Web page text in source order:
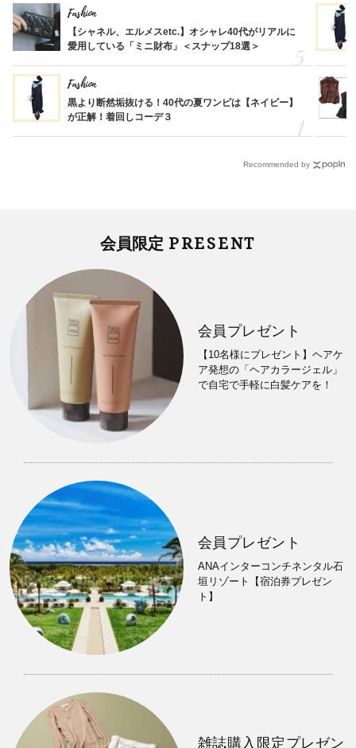
Fashion
【シャネル、エルメスetc.】オシャレ40代がリアルに
愛用している「ミニ財布」＜スナップ18選＞
Fashion
黒より断然垢抜ける！40代の夏ワンピは【ネイビー】
が正解！着回しコーデ３
Recommended by
会員限定 PRESENT
会員プレゼント
【10名様にプレゼント】ヘアケ
ア発想の「ヘアカラージェル」
で自宅で手軽に白髪ケアを！
会員プレゼント
ANAインターコンチネンタル石
垣リゾート【宿泊券プレゼン
ト】
雑誌購入限定プレゼン